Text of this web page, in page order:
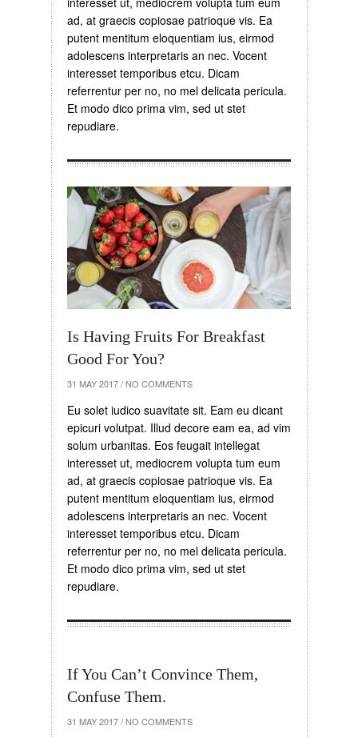
ad, at graecis copiosae patrioque vis. Ea
putent mentitum eloquentiam ius, eirmod
adolescens interpretaris an nec. Vocent
interesset temporibus etcu. Dicam
referrentur per no, no mel delicata pericula.
Et modo dico prima vim, sed ut stet
repudiare.
Is Having Fruits For Breakfast
Good For You?
31 MAY 2017 / NO COMMENTS
Eu solet iudico suavitate sit. Eam eu dicant
epicuri volutpat. Illud decore eam ea, ad vim
solum urbanitas. Eos feugait intellegat
interesset ut, mediocrem volupta tum eum
ad, at graecis copiosae patrioque vis. Ea
putent mentitum eloquentiam ius, eirmod
adolescens interpretaris an nec. Vocent
interesset temporibus etcu. Dicam
referrentur per no, no mel delicata pericula.
Et modo dico prima vim, sed ut stet
repudiare.
If You Can’t Convince Them,
Confuse Them.
31 MAY 2017 / NO COMMENTS